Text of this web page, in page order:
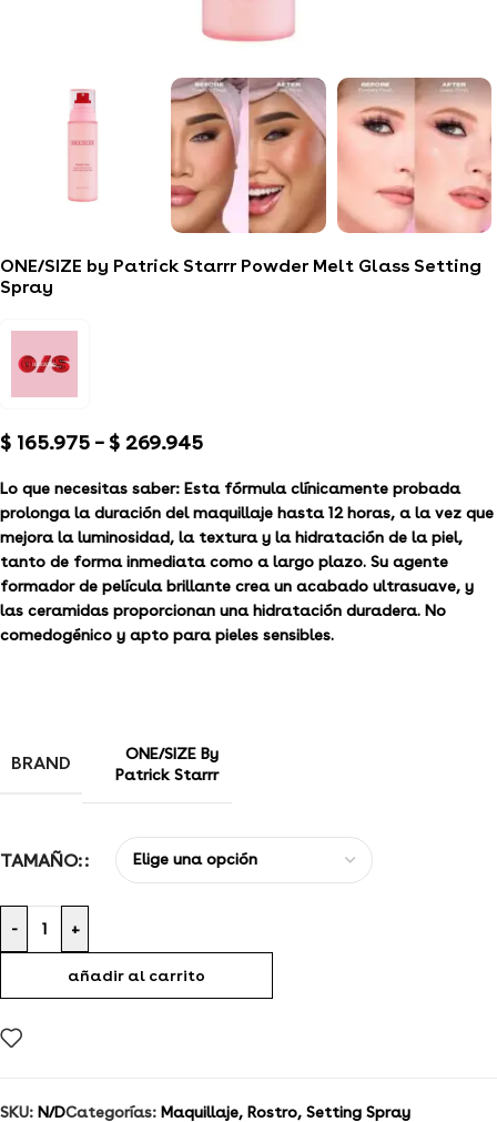
ONE/SIZE by Patrick Starrr Powder Melt Glass Setting
Spray
$ 165.975 – $ 269.945
Lo que necesitas saber: Esta fórmula clínicamente probada
prolonga la duración del maquillaje hasta 12 horas, a la vez que
mejora la luminosidad, la textura y la hidratación de la piel,
tanto de forma inmediata como a largo plazo. Su agente
formador de película brillante crea un acabado ultrasuave, y
las ceramidas proporcionan una hidratación duradera. No
comedogénico y apto para pieles sensibles.
BRAND
ONE/SIZE By
Patrick Starrr
TAMAÑO:
- +
añadir al carrito
SKU: N/DCategorías: Maquillaje, Rostro, Setting Spray